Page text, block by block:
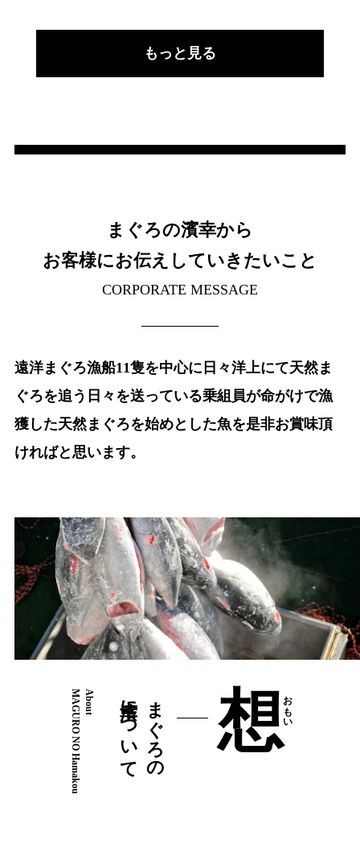
もっと見る
まぐろの濱幸から
お客様にお伝えしていきたいこと
CORPORATE MESSAGE
遠洋まぐろ漁船11隻を中心に日々洋上にて天然ま
ぐろを追う日々を送っている乗組員が命がけで漁
獲した天然まぐろを始めとした魚を是非お賞味頂
ければと思います。
おもい
想
まぐろの
濱幸について
About
MAGURO NO Hamakou